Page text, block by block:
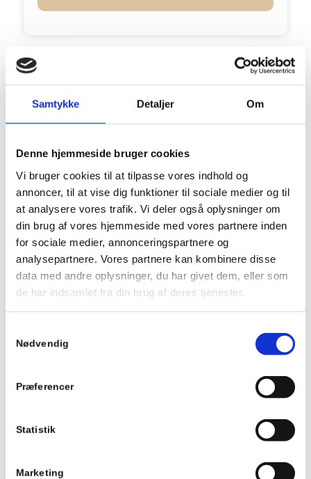
Samtykke Detaljer Om
Denne hjemmeside bruger cookies
Vi bruger cookies til at tilpasse vores indhold og
annoncer, til at vise dig funktioner til sociale medier og til
at analysere vores trafik. Vi deler også oplysninger om
din brug af vores hjemmeside med vores partnere inden
for sociale medier, annonceringspartnere og
analysepartnere. Vores partnere kan kombinere disse
data med andre oplysninger, du har givet dem, eller som
de har indsamlet fra din brug af deres tjenester.
Nødvendig
Præferencer
Statistik
Marketing
Individuelle ­samtaler 850 kr. pr session (1 time)
­3 Individuelle ­samtaler
Trivselseftersyn 850 kr. pr session (1 time)
Trivselsklippekort
5 sessioner
Stresspakken
7 sessioner inkl. materiale
Forsamtale på 20 minutter Gratis
at jeg kan hjælpe dig med det, du har brug for.
Betaling bedes være via bankoverførsel eller
Uanset hvordan du ønsker at betale, kan der